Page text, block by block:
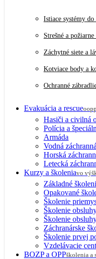
Istiace systémy
Strešné a
Záchytné siete a
Kotviace body a
Ochranné
Evakuácia a rescue
Hasiči a civilná
Polícia a
Armáda
Vodná
Horská
Letecká
Kurzy a školeniavo
Základné
Opakované
Školenie
Školenie
Školenie
Záchranárske
Školenie prvej
Vzdelávacie
BOZP a OPPškolenia a